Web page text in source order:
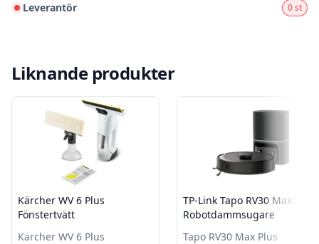
Leverantör 0 st
Liknande produkter
Kärcher WV 6 Plus
Fönstertvätt
Kärcher WV 6 Plus
TP-Link Tapo RV30 Max Plus
Robotdammsugare
Tapo RV30 Max Plus